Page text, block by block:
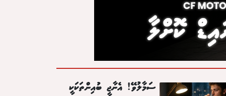
ސަމާލުވޭ! އެނާޖީ ބުއިންތަކަކީ